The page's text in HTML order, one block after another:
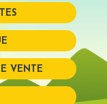
de passe perdu?
VENTE